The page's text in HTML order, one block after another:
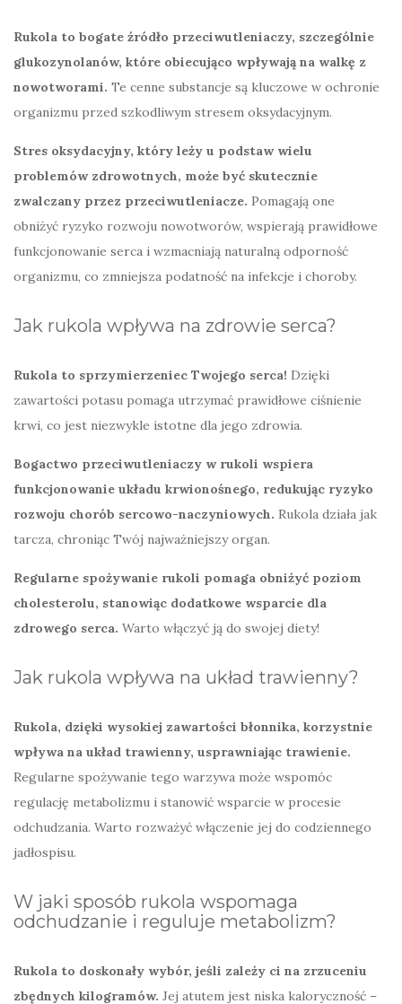
Rukola to bogate źródło przeciwutleniaczy, szczególnie
glukozynolanów, które obiecująco wpływają na walkę z
nowotworami. Te cenne substancje są kluczowe w ochronie
organizmu przed szkodliwym stresem oksydacyjnym.
Stres oksydacyjny, który leży u podstaw wielu
problemów zdrowotnych, może być skutecznie
zwalczany przez przeciwutleniacze. Pomagają one
obniżyć ryzyko rozwoju nowotworów, wspierają prawidłowe
funkcjonowanie serca i wzmacniają naturalną odporność
organizmu, co zmniejsza podatność na infekcje i choroby.
Jak rukola wpływa na zdrowie serca?
Rukola to sprzymierzeniec Twojego serca! Dzięki
zawartości potasu pomaga utrzymać prawidłowe ciśnienie
krwi, co jest niezwykle istotne dla jego zdrowia.
Bogactwo przeciwutleniaczy w rukoli wspiera
funkcjonowanie układu krwionośnego, redukując ryzyko
rozwoju chorób sercowo-naczyniowych. Rukola działa jak
tarcza, chroniąc Twój najważniejszy organ.
Regularne spożywanie rukoli pomaga obniżyć poziom
cholesterolu, stanowiąc dodatkowe wsparcie dla
zdrowego serca. Warto włączyć ją do swojej diety!
Jak rukola wpływa na układ trawienny?
Rukola, dzięki wysokiej zawartości błonnika, korzystnie
wpływa na układ trawienny, usprawniając trawienie.
Regularne spożywanie tego warzywa może wspomóc
regulację metabolizmu i stanowić wsparcie w procesie
odchudzania. Warto rozważyć włączenie jej do codziennego
jadłospisu.
W jaki sposób rukola wspomaga
odchudzanie i reguluje metabolizm?
Rukola to doskonały wybór, jeśli zależy ci na zrzuceniu
zbędnych kilogramów. Jej atutem jest niska kaloryczność –